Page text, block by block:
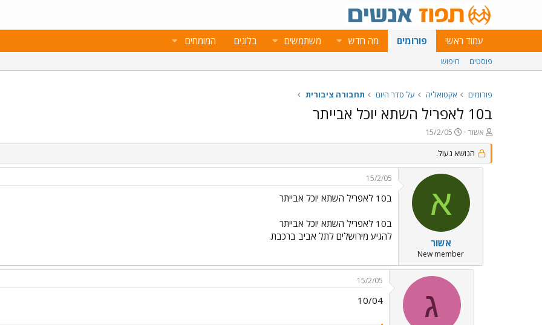
עמוד ראשי פורומים מה חדש משתמשים בלוגים המומחים
פוסטים חיפוש
פורומים אקטואליה על סדר היום תחבורה ציבורית
ב10 לאפריל השתא יוכל אבייתר
פ
ו
ת
ח
אשור
פ
ו
ר
ס
ם
ת
ר
י
ך
15/2/05
הנושא נעול.
א
אשור
New member
15/2/05
ב10 לאפריל השתא יוכל אבייתר
ב10 לאפריל השתא יוכל אבייתר
להגיע מירושלים לתל אביב ברכבת.
ג
15/2/05
10/04